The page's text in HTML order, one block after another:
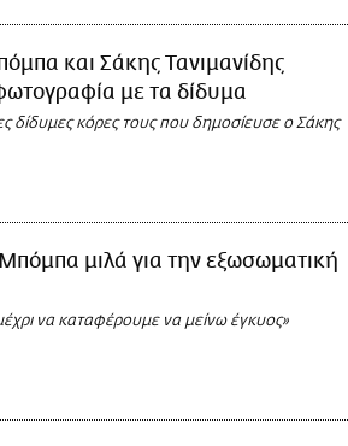
και Σάκης Τανιμανίδης
με τα δίδυμα
δίδυμες κόρες τους που δημοσίευσε ο Σάκης
μιλά για την εξωσωματική
να καταφέρουμε να μείνω έγκυος»